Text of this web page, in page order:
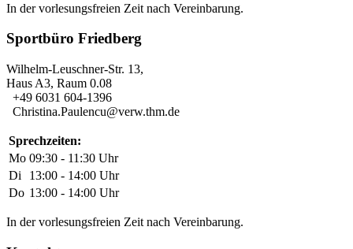
In der vorlesungsfreien Zeit nach Vereinbarung.
Sportbüro Friedberg
Wilhelm-Leuschner-Str. 13,
Haus A3, Raum 0.08
+49 6031 604-1396
Christina.Paulencu@verw.thm.de
Sprechzeiten:
Mo 09:30 - 11:30 Uhr
Di
13:00 - 14:00 Uhr
Do 13:00 - 14:00 Uhr
In der vorlesungsfreien Zeit nach Vereinbarung.